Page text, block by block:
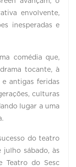
envolvente,
inesperadas e
comédia que,
tocante, à
e antigas feridas
culturas
lugar a uma
do teatro
julho sábado, às
Teatro do Sesc